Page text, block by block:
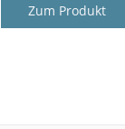
Zum Produkt